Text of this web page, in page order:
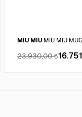
MIU MIU MIU MIU
23.930,00